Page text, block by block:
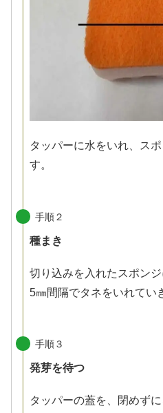
タッパーに水をいれ、ス
す。
手順２
種まき
切り込みを入れたスポン
5㎜間隔でタネをいれてい
手順３
発芽を待つ
タッパーの蓋を、閉めず